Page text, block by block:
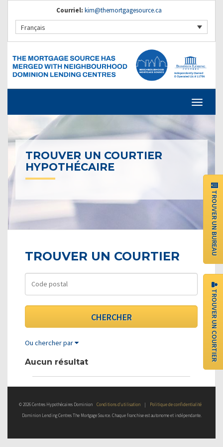
TROUVER UN BUREAU
TROUVER UN COURTIER
Courriel: kim@themortgagesource.ca
Français
TROUVER UN COURTIER
HYPOTHÉCAIRE
TROUVER UN COURTIER
Ou chercher par
Aucun résultat
© 2026 Centres Hypothécaires Dominion Conditions d’utilisation |
Politique de confidentialité
Dominion Lending Centres The Mortgage Source. Chaque franchise est autonome et indépendante.